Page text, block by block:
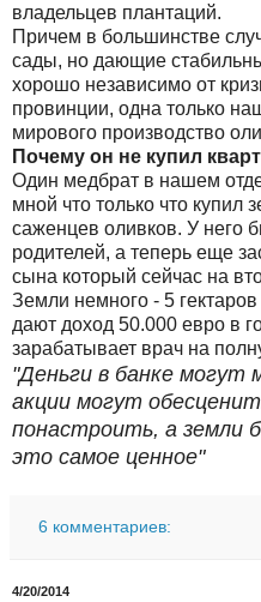
владельцев плантаций.
Причем в большинстве
сады, но дающие
хорошо независимо от
провинции, одна только
мирового производство
Почему он не купил
Один медбрат в нашем
мной что только что купил
саженцев оливков. У него
родителей, а теперь еще
сына который сейчас на
Земли немного - 5
дают доход 50.000 евро в
зарабатывает врач на
"Деньги в банке могут
акции могут
понастроить, а земли
это самое ценное"
6 комментариев:
4/20/2014